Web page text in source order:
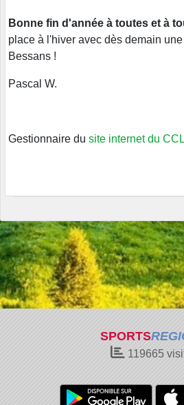
Bonne fin d'année à toutes et à
place à l'hiver avec dès demain
Bessans !
Pascal W.
Gestionnaire du site internet du CCL
SPORTS
119665